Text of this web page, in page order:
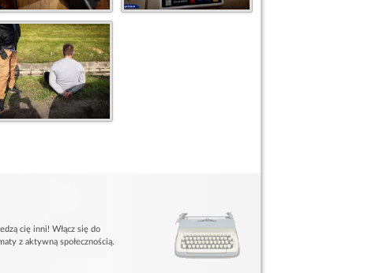
cię inni! Włącz się do
z aktywną społecznością.